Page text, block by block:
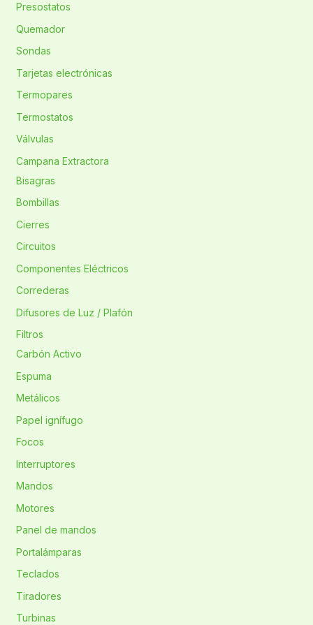
Presostatos
Quemador
Sondas
Tarjetas electrónicas
Termopares
Termostatos
Válvulas
Campana Extractora
Bisagras
Bombillas
Cierres
Circuitos
Componentes Eléctricos
Correderas
Difusores de Luz / Plafón
Filtros
Carbón Activo
Espuma
Metálicos
Papel ignífugo
Focos
Interruptores
Mandos
Motores
Panel de mandos
Portalámparas
Teclados
Tiradores
Turbinas